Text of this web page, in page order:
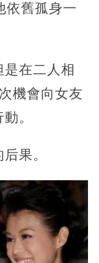
依舊孤身一
在二人相
機會向女友
。
果。